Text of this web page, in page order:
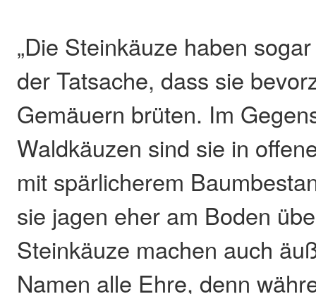
„Die Steinkäuze haben
der Tatsache, dass sie
Gemäuern brüten. Im
Waldkäuzen sind sie in
mit spärlicherem
sie jagen eher am Boden
Steinkäuze machen auch
Namen alle Ehre, denn